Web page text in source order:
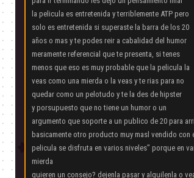
la pelicula es entretenida y terriblemente ATP pero
solo es entretenida si superaste la barra de los 20
años o mas y te podes reir a cabalidad del humor
meramente referencial que te presenta, si tenes
menos que eso es muy probable que la pelicula la
veas como una mierda o la veas y te rias para no
quedar como un pelotudo y te la des de hipster
y porsupuesto que no tiene un humor o un
argumento que soporte a un publico de 20 para
basicamente otro producto muy masl vendido con
pelicula se disfruta en varios niveles” porque en
mierda
quieren un consejo? dejenla pasar y alquilenla o